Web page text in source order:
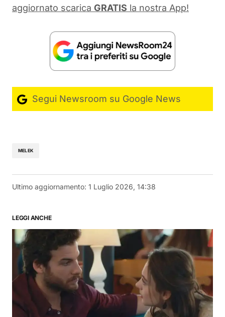
aggiornato scarica GRATIS la nostra App!
Segui Newsroom su Google News
MELEK
Ultimo aggiornamento: 1 Luglio 2026, 14:38
LEGGI ANCHE